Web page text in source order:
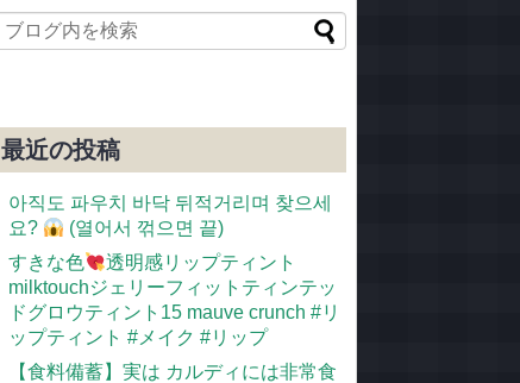
最近の投稿
아직도 파우치 바닥 뒤적거리며 찾으세
요?
(열어서 꺾으면 끝)
すきな色
透明感リップティント
milktouchジェリーフィットティンテッ
ドグロウティント15 mauve crunch #リ
ップティント #メイク #リップ
【食料備蓄】実は カルディには非常食